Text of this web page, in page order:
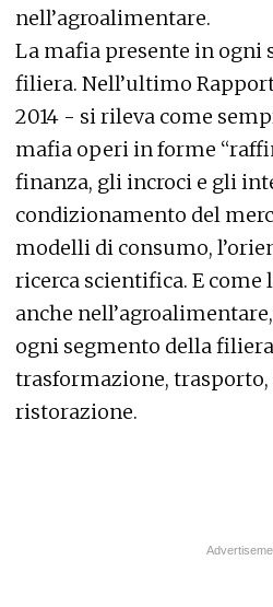
nell’agroalimentare.
La mafia presente in ogni
filiera. Nell’ultimo
2014 - si rileva come
mafia operi in forme
finanza, gli incroci e gli
condizionamento del
modelli di consumo,
ricerca scientifica. E come
anche
ogni segmento della
trasformazione,
ristorazione.